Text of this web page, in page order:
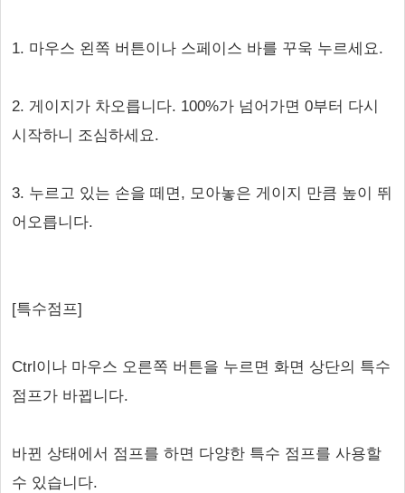
1. 마우스 왼쪽 버튼이나 스페이스 바를 꾸욱 누르세요.
2. 게이지가 차오릅니다. 100%가 넘어가면 0부터 다시
시작하니 조심하세요.
3. 누르고 있는 손을 떼면, 모아놓은 게이지 만큼 높이 뛰
어오릅니다.
[특수점프]
Ctrl이나 마우스 오른쪽 버튼을 누르면 화면 상단의 특수
점프가 바뀝니다.
바뀐 상태에서 점프를 하면 다양한 특수 점프를 사용할
수 있습니다.